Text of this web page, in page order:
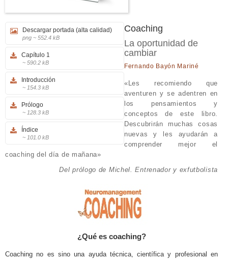
Descargar portada (alta calidad)
png ~ 552.4 kB
Capítulo 1
~ 590.2 kB
Introducción
~ 154.3 kB
Prólogo
~ 128.3 kB
Índice
~ 101.0 kB
Coaching
La oportunidad de
cambiar
Fernando Bayón Mariné
«Les recomiendo que
aventuren y se adentren en
los pensamientos y
conceptos de este libro.
Descubrirán muchas cosas
nuevas y les ayudarán a
comprender mejor el
coaching del día de mañana»
Del prólogo de Michel. Entrenador y exfutbolista
¿Qué es coaching?
Coaching no es sino una ayuda técnica, científica y profesional en